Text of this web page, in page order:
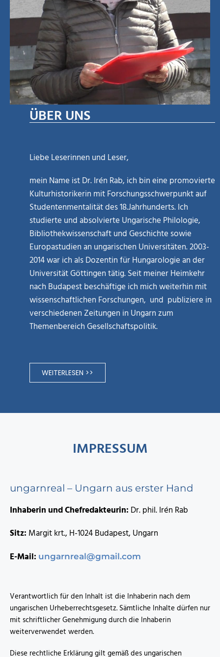
ÜBER UNS
Liebe Leserinnen und Leser,
mein Name ist Dr. Irén Rab, ich bin eine promovierte
Kulturhistorikerin mit Forschungsschwerpunkt auf
Studentenmentalität des 18.Jahrhunderts. Ich
studierte und absolvierte Ungarische Philologie,
Bibliothekwissenschaft und Geschichte sowie
Europastudien an ungarischen Universitäten. 2003-
2014 war ich als Dozentin für Hungarologie an der
Universität Göttingen tätig. Seit meiner Heimkehr
nach Budapest beschäftige ich mich weiterhin mit
wissenschaftlichen Forschungen, und publiziere in
verschiedenen Zeitungen in Ungarn zum
Themenbereich Gesellschaftspolitik.
WEITERLESEN >>
IMPRESSUM
ungarnreal – Ungarn aus erster Hand
Inhaberin und Chefredakteurin: Dr. phil. Irén Rab
Sitz: Margit krt., H-1024 Budapest, Ungarn
E-Mail: ungarnreal@gmail.com
Verantwortlich für den Inhalt ist die Inhaberin nach dem
ungarischen Urheberrechtsgesetz. Sämtliche Inhalte dürfen nur
mit schriftlicher Genehmigung durch die Inhaberin
weiterverwendet werden.
Diese rechtliche Erklärung gilt gemäß des ungarischen